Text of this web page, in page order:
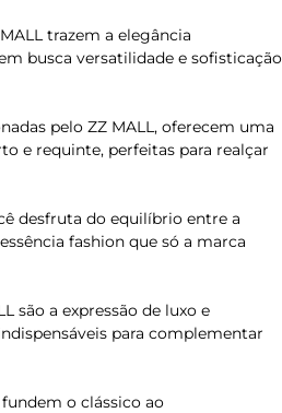
trazem a elegância
busca versatilidade e sofisticação
pelo ZZ MALL, oferecem uma
e requinte, perfeitas para realçar
desfruta do equilíbrio entre a
fashion que só a marca
são a expressão de luxo e
para complementar
o clássico ao